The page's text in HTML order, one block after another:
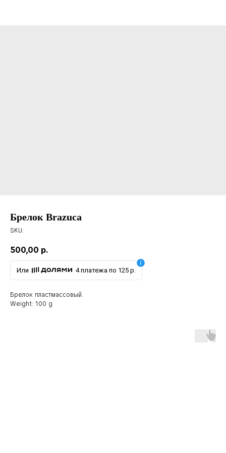
Брелок Brazuca
SKU:
500,00 р.
Или 4 платежа по 125 р.
Брелок пластмассовый.
Weight: 100 g